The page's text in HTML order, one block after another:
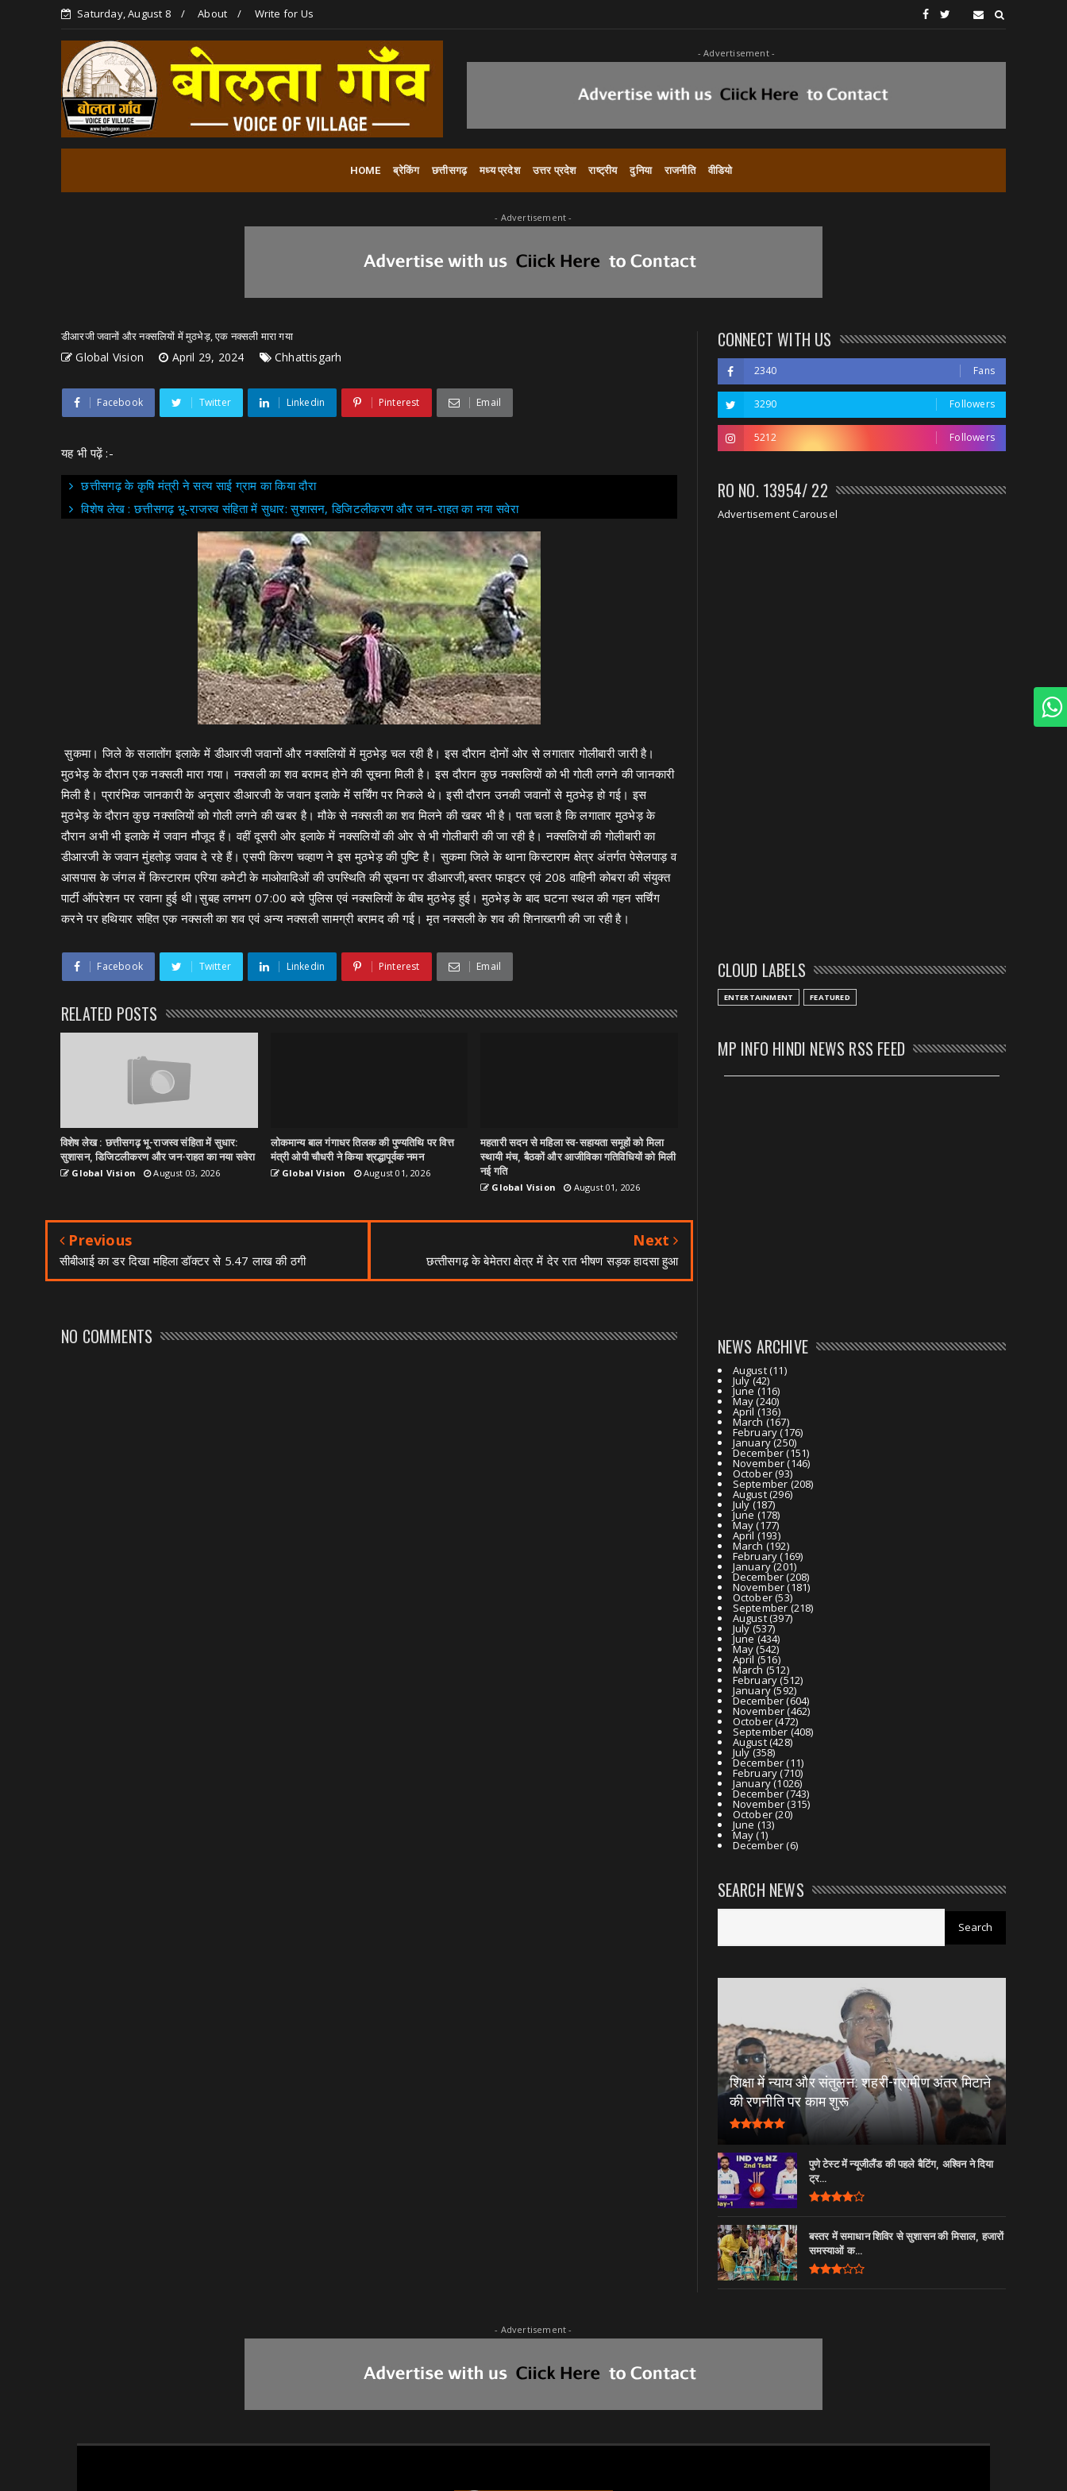
Saturday, August 8 About Write for Us
- Advertisement -
HOME ब्रेकिंग छत्तीसगढ़ मध्य प्रदेश उत्तर प्रदेश राष्ट्रीय दुनिया राजनीति वीडियो
- Advertisement -
डीआरजी जवानों और नक्सलियों में मुठभेड़, एक नक्‍सली मारा गया
Global Vision April 29, 2024 Chhattisgarh
Facebook Twitter Linkedin Pinterest Email
यह भी पढ़ें :-
छत्तीसगढ़ के कृषि मंत्री ने सत्य साई ग्राम का किया दौरा
विशेष लेख : छत्तीसगढ़ भू-राजस्व संहिता में सुधार: सुशासन, डिजिटलीकरण और जन-राहत का नया सवेरा
सुकमा। जिले के सलातोंग इलाके में डीआरजी जवानों और नक्सलियों में मुठभेड़ चल रही है। इस दौरान दोनों ओर से लगातार गोलीबारी जारी है।
मुठभेड़ के दौरान एक नक्‍सली मारा गया। नक्‍सली का शव बरामद होने की सूचना मिली है। इस दौरान कुछ नक्‍सलियों को भी गोली लगने की जानकारी
मिली है। प्रारंभिक जानकारी के अनुसार डीआरजी के जवान इलाके में सर्चिंग पर निकले थे। इसी दौरान उनकी जवानों से मुठभेड़ हो गई। इस
मुठभेड़ के दौरान कुछ नक्सलियों को गोली लगने की खबर है। मौके से नक्सली का शव मिलने की खबर भी है। पता चला है कि लगातार मुठभेड़ के
दौरान अभी भी इलाके में जवान मौजूद हैं। वहीं दूसरी ओर इलाके में नक्सलियों की ओर से भी गोलीबारी की जा रही है। नक्सलियों की गोलीबारी का
डीआरजी के जवान मुंहतोड़ जवाब दे रहे हैं। एसपी किरण चव्हाण ने इस मुठभेड़ की पुष्टि है। सुकमा जिले के थाना किस्टाराम क्षेत्र अंतर्गत पेसेलपाड़ व
आसपास के जंगल में किस्टाराम एरिया कमेटी के माओवादिओं की उपस्थिति की सूचना पर डीआरजी,बस्तर फाइटर एवं 208 वाहिनी कोबरा की संयुक्त
पार्टी ऑपरेशन पर रवाना हुई थी।सुबह लगभग 07:00 बजे पुलिस एवं नक्सलियों के बीच मुठभेड़ हुई। मुठभेड़ के बाद घटना स्थल की गहन सर्चिंग
करने पर हथियार सहित एक नक्सली का शव एवं अन्य नक्सली सामग्री बरामद की गई। मृत नक्सली के शव की शिनाख्तगी की जा रही है।
Facebook Twitter Linkedin Pinterest Email
RELATED POSTS
विशेष लेख : छत्तीसगढ़ भू-राजस्व संहिता में सुधार:
सुशासन, डिजिटलीकरण और जन-राहत का नया सवेरा
Global Vision August 03, 2026
लोकमान्य बाल गंगाधर तिलक की पुण्यतिथि पर वित्त
मंत्री ओपी चौधरी ने किया श्रद्धापूर्वक नमन
Global Vision August 01, 2026
महतारी सदन से महिला स्व-सहायता समूहों को मिला
स्थायी मंच, बैठकों और आजीविका गतिविधियों को मिली
नई गति
Global Vision August 01, 2026
Previous
सीबीआई का डर दिखा महिला डॉक्टर से 5.47 लाख की ठगी
Next
छत्‍तीसगढ़ के बेमेतरा क्षेत्र में देर रात भीषण सड़क हादसा हुआ
NO COMMENTS
CONNECT WITH US
2340 Fans
3290 Followers
5212 Followers
RO NO. 13954/ 22
Advertisement Carousel
CLOUD LABELS
ENTERTAINMENT FEATURED
MP INFO HINDI NEWS RSS FEED
NEWS ARCHIVE
August(11)
July(42)
June(116)
May(240)
April (136)
March (167)
February(176)
January(250)
December(151)
November(146)
October(93)
September(208)
August(296)
July(187)
June(178)
May(177)
April (193)
March (192)
February(169)
January(201)
December(208)
November(181)
October(53)
September(218)
August(397)
July(537)
June(434)
May(542)
April (516)
March (512)
February(512)
January(592)
December(604)
November(462)
October(472)
September (408)
August(428)
July(358)
December(11)
February(710)
January(1026)
December(743)
November(315)
October(20)
June (13)
May(1)
December(6)
SEARCH NEWS
शिक्षा में न्याय और संतुलन: शहरी-ग्रामीण अंतर मिटाने
की रणनीति पर काम शुरू
पुणे टेस्ट में न्यूजीलैंड की पहले बैटिंग, अश्विन ने दिया
ट्र...
बस्तर में समाधान शिविर से सुशासन की मिसाल, हजारों
समस्याओं क...
- Advertisement -